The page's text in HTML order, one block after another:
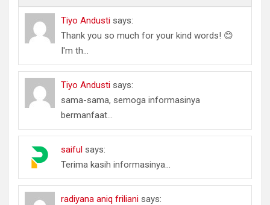
Tiyo Andusti says:
Thank you so much for your kind words! 😊
I'm th...
Tiyo Andusti says:
sama-sama, semoga informasinya
bermanfaat...
saiful says:
Terima kasih informasinya...
radiyana aniq friliani says: